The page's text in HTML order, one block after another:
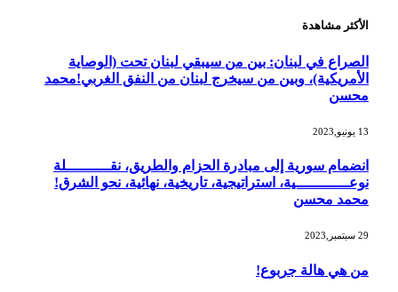
الأكثر مشاهدة
الصراع في لبنان: بين من سيبقي لبنان تحت (الوصاية
الأمريكية)، وبين من سيخرج لبنان من النفق الغربي!محمد
محسن
13 يونيو,2023
انضمام سورية إلى مبادرة الحزام والطريق، نقــــــــــلة
نوعــــــــــــية، استراتيجية، تاريخية، نهائية، نحو الشرق!
محمد محسن
29 سبتمبر,2023
من هي هالة جربوع!